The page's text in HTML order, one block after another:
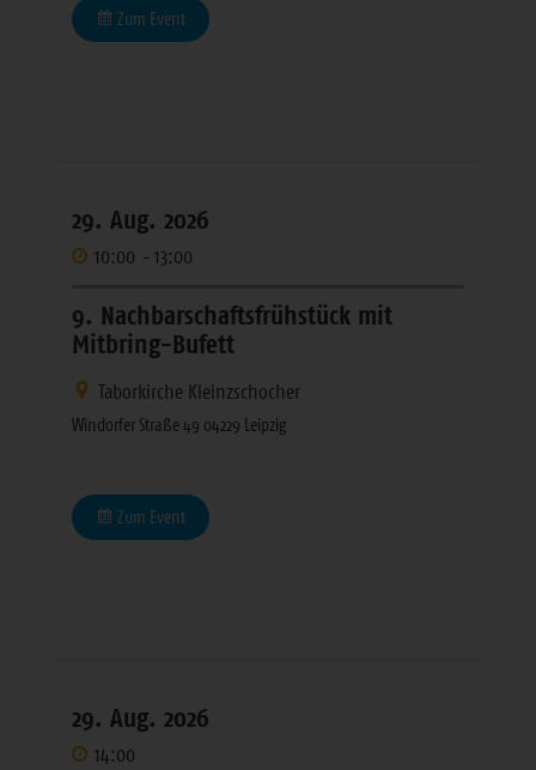
Zum Event
29. Aug. 2026
10:00 -13:00
9. Nachbarschaftsfrühstück mit
Mitbring-Bufett
Taborkirche Kleinzschocher
Windorfer Straße 49 04229 Leipzig
Zum Event
29. Aug. 2026
14:00